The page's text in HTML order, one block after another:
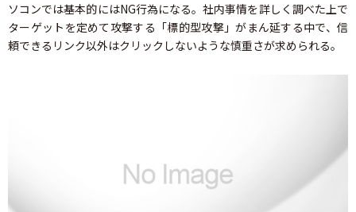
ソコンでは基本的にはNG行為になる。社内事情を詳しく調べた上で
ターゲットを定めて攻撃する「標的型攻撃」がまん延する中で、信
頼できるリンク以外はクリックしないような慎重さが求められる。